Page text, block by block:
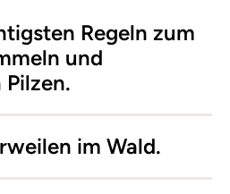
Regeln zum
und
im Wald.